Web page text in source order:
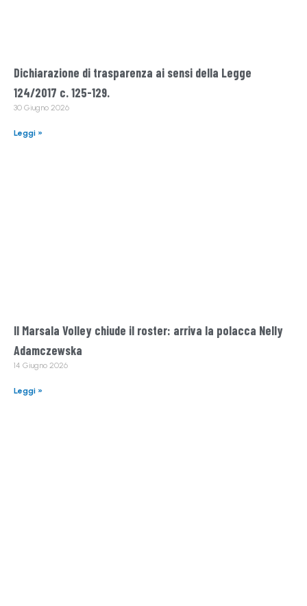
Dichiarazione di trasparenza ai sensi della Legge
124/2017 c. 125-129.
30 Giugno 2026
Leggi »
Il Marsala Volley chiude il roster: arriva la polacca Nelly
Adamczewska
14 Giugno 2026
Leggi »